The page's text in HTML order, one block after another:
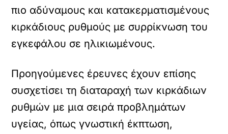
πιο αδύναμους και κατακερματισμένους
κιρκάδιους ρυθμούς με συρρίκνωση του
εγκεφάλου σε ηλικιωμένους.
Προηγούμενες έρευνες έχουν επίσης
συσχετίσει τη διαταραχή των κιρκάδιων
ρυθμών με μια σειρά προβλημάτων
υγείας, όπως γνωστική έκπτωση,